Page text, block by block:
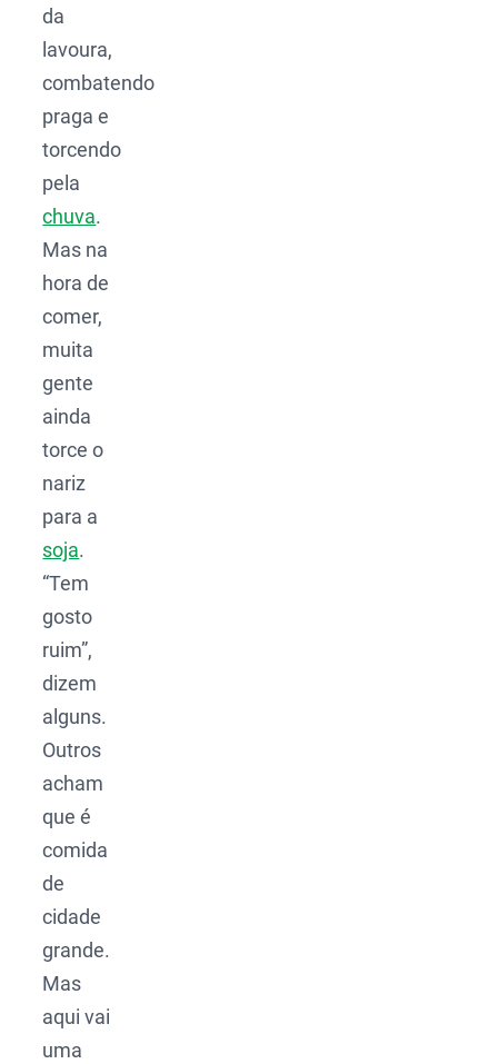
da
lavoura,
combatendo
praga e
torcendo
pela
chuva.
Mas na
hora de
comer,
muita
gente
ainda
torce o
nariz
para a
soja.
“Tem
gosto
ruim”,
dizem
alguns.
Outros
acham
que é
comida
de
cidade
grande.
Mas
aqui vai
uma